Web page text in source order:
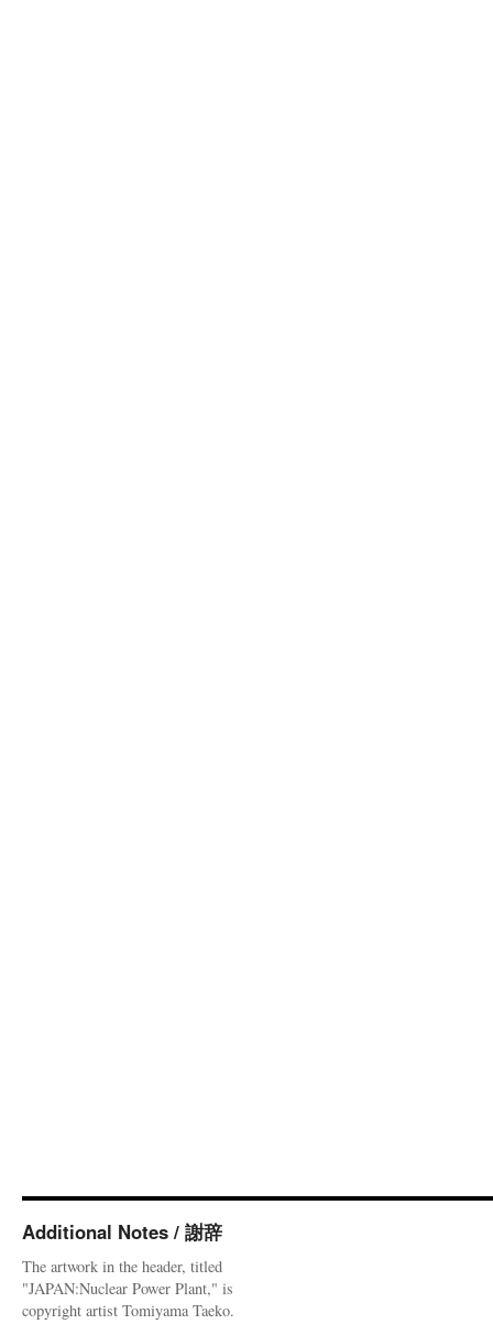
Additional Notes / 謝辞
The artwork in the header, titled
"JAPAN:Nuclear Power Plant," is
copyright artist Tomiyama Taeko.